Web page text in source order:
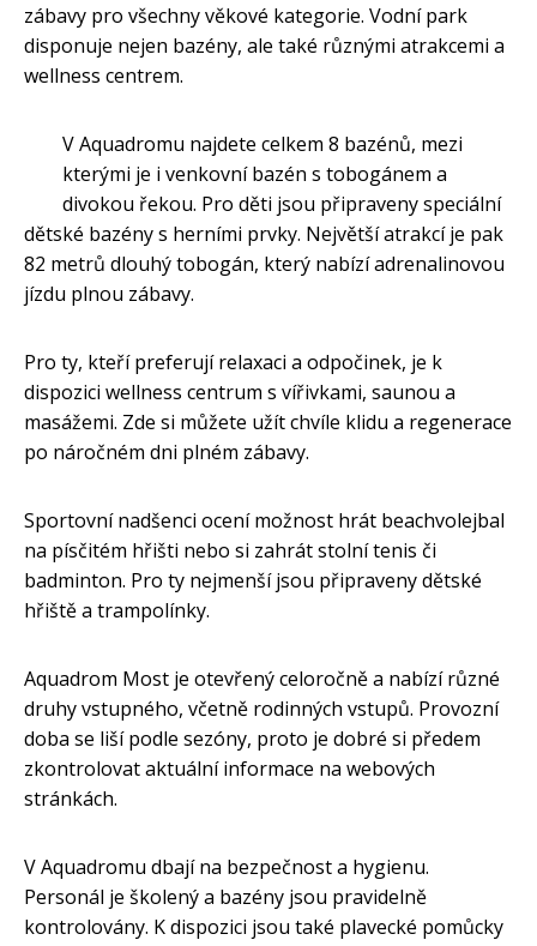
zábavy pro všechny věkové kategorie. Vodní park
disponuje nejen bazény, ale také různými atrakcemi a
wellness centrem.
V Aquadromu najdete celkem 8 bazénů, mezi
kterými je i venkovní bazén s tobogánem a
divokou řekou. Pro děti jsou připraveny speciální
dětské bazény s herními prvky. Největší atrakcí je pak
82 metrů dlouhý tobogán, který nabízí adrenalinovou
jízdu plnou zábavy.
Pro ty, kteří preferují relaxaci a odpočinek, je k
dispozici wellness centrum s vířivkami, saunou a
masážemi. Zde si můžete užít chvíle klidu a regenerace
po náročném dni plném zábavy.
Sportovní nadšenci ocení možnost hrát beachvolejbal
na písčitém hřišti nebo si zahrát stolní tenis či
badminton. Pro ty nejmenší jsou připraveny dětské
hřiště a trampolínky.
Aquadrom Most je otevřený celoročně a nabízí různé
druhy vstupného, včetně rodinných vstupů. Provozní
doba se liší podle sezóny, proto je dobré si předem
zkontrolovat aktuální informace na webových
stránkách.
V Aquadromu dbají na bezpečnost a hygienu.
Personál je školený a bazény jsou pravidelně
kontrolovány. K dispozici jsou také plavecké pomůcky